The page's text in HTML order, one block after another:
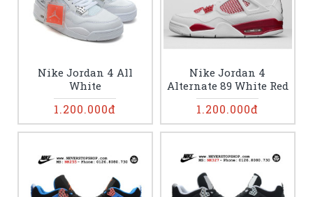
Nike Jordan 4 All
White
1.200.000đ
Nike Jordan 4
Alternate 89 White Red
1.200.000đ